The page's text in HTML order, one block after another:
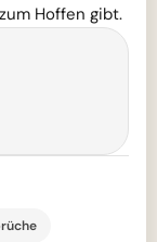
Hoffen gibt.